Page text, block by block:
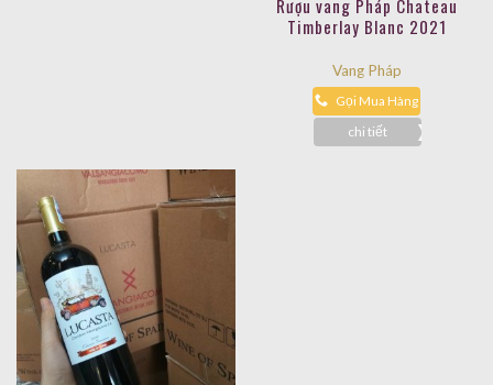
Rượu vang Pháp Chateau
Timberlay Blanc 2021
Vang Pháp
Gọi Mua Hàng
chi tiết